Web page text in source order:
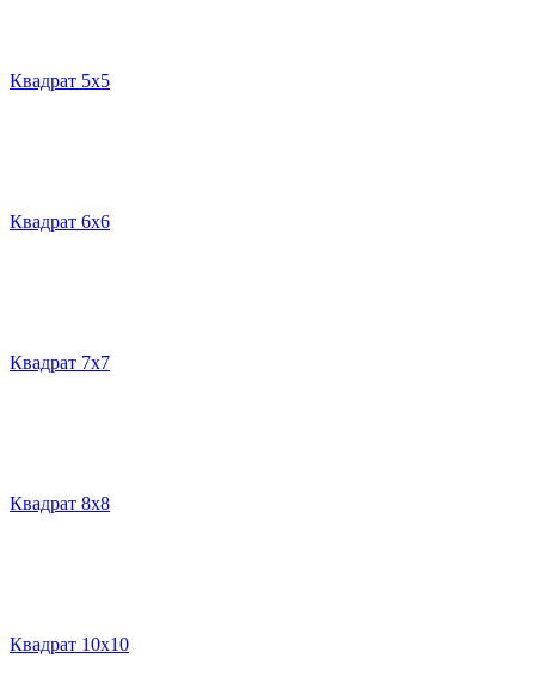
Квадрат 5х5
Квадрат 6х6
Квадрат 7х7
Квадрат 8х8
Квадрат 10х10